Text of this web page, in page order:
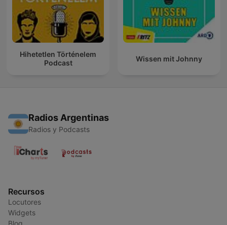
Hihetetlen Történelem
Podcast
Wissen mit Johnny
Radios Argentinas
Radios y Podcasts
Recursos
Locutores
Widgets
Blog